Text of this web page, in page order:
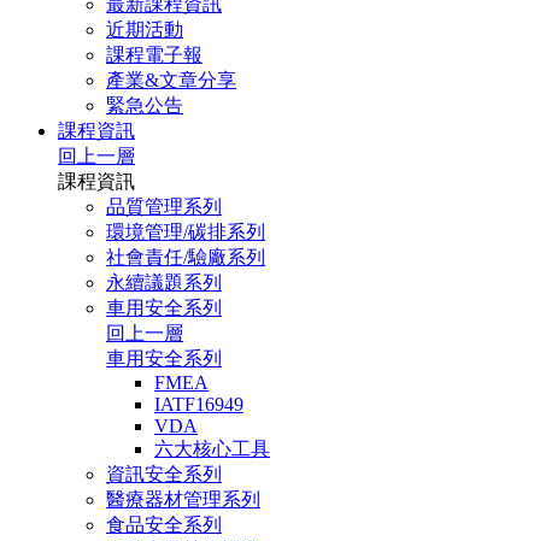
最新課程資訊
近期活動
課程電子報
產業&文章分享
緊急公告
課程資訊
回上一層
課程資訊
品質管理系列
環境管理/碳排系列
社會責任/驗廠系列
永續議題系列
車用安全系列
回上一層
車用安全系列
FMEA
IATF16949
VDA
六大核心工具
資訊安全系列
醫療器材管理系列
食品安全系列